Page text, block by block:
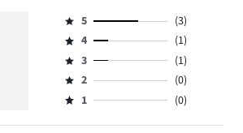
Hodnotenie
5,
počet
hlasov
3.
5
(3)
Hodnotenie
4,
počet
hlasov
4
(1)
Hodnotenie
3,
počet
3
(1)
Hodnotenie
2,
2
(0)
Hodnotenie
1,
1 (0)